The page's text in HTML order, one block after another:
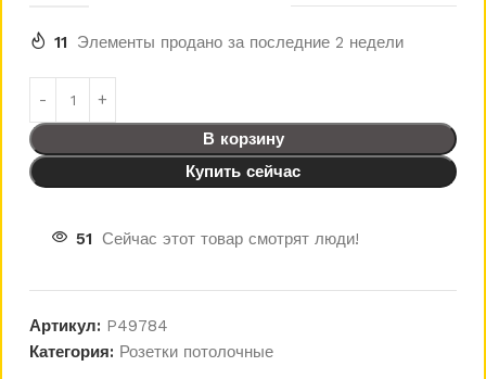
11 Элементы продано за последние 2 недели
В корзину
Купить сейчас
51 Сейчас этот товар смотрят люди!
Артикул: P49784
Категория: Розетки потолочные